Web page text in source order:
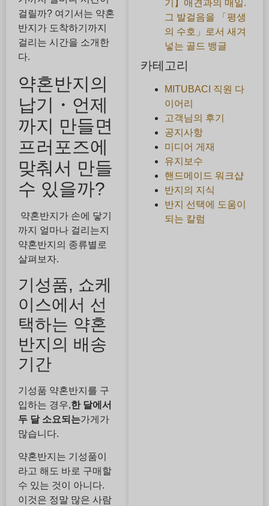
걸릴까? 여기서는 약혼
반지가 도착하기까지
걸리는 시간을 소개한
다.
약혼반지의
납기・언제
까지 만들면
프러포즈에
맞춰서 만들
수 있을까?
약혼반지가 손에 닿기
까지 얼마나 걸리는지
약혼반지의 종류별로
살펴보자.
기성품, 쇼케
이스에서 선
택하는 약혼
반지의 배송
기간
기성품 약혼반지를 구
입하는 경우,한 달에서
두 달 소요되는가게가
많습니다.
약혼반지는 기성품이
라고 해도 바로 구매할
수 있는 것이 아니다.
이것은 정말 많은 사람
기】애견과의 매일.
그 발걸음을 「평생
의 수호」로서 새겨
넣는 골드 뱅글
카테고리
MITUBACI 직원 다
이어리
고객님의 후기
공지사항
미디어 게재
유지보수
핸드메이드 워크샵
반지의 지식
반지 선택에 도움이
되는 칼럼